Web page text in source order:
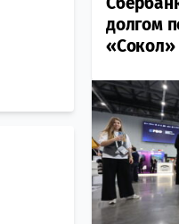
долгом
«Сокол»